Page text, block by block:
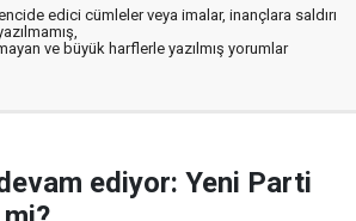
edici cümleler veya imalar, inançlara saldırı
ve büyük harflerle yazılmış yorumlar
ediyor: Yeni Parti